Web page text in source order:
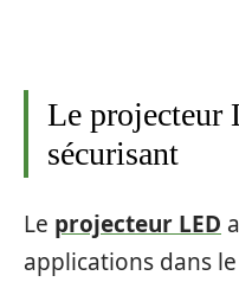
Le projecteur
sécurisant
Le projecteur LED
applications dans